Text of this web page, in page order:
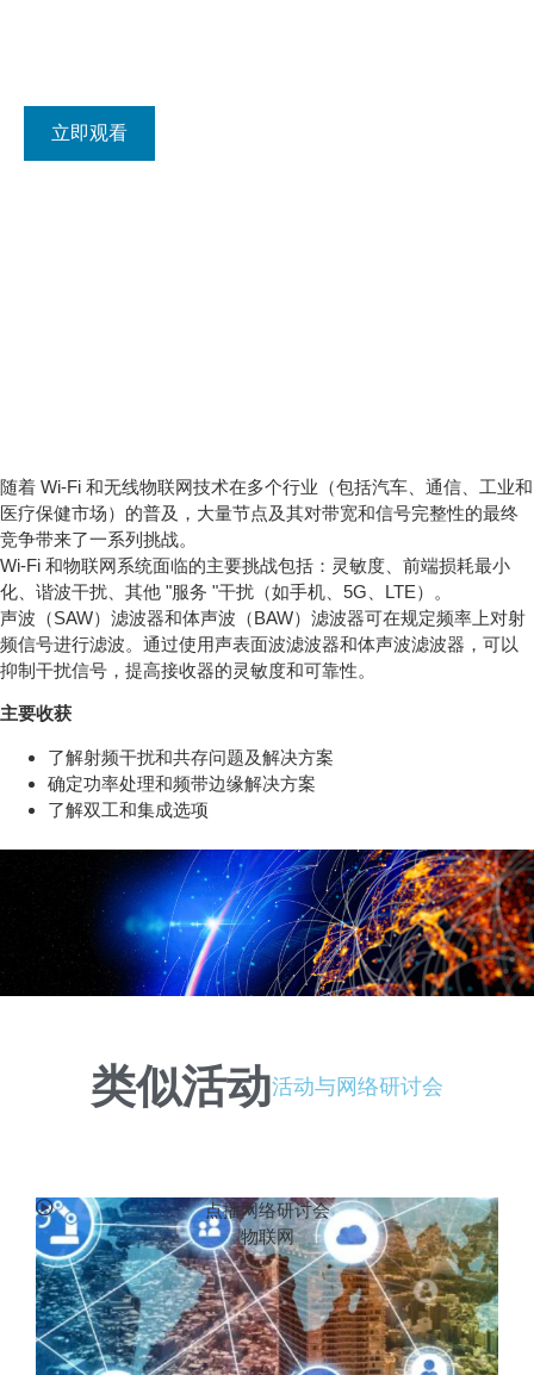
立即观看
随着 Wi-Fi 和无线物联网技术在多个行业（包括汽车、通信、工业和
医疗保健市场）的普及，大量节点及其对带宽和信号完整性的最终
竞争带来了一系列挑战。
Wi-Fi 和物联网系统面临的主要挑战包括：灵敏度、前端损耗最小
化、谐波干扰、其他 "服务 "干扰（如手机、5G、LTE）。
声波（SAW）滤波器和体声波（BAW）滤波器可在规定频率上对射
频信号进行滤波。通过使用声表面波滤波器和体声波滤波器，可以
抑制干扰信号，提高接收器的灵敏度和可靠性。
主要收获
了解射频干扰和共存问题及解决方案
确定功率处理和频带边缘解决方案
了解双工和集成选项
类似活动活动与网络研讨会
点播网络研讨会
物联网